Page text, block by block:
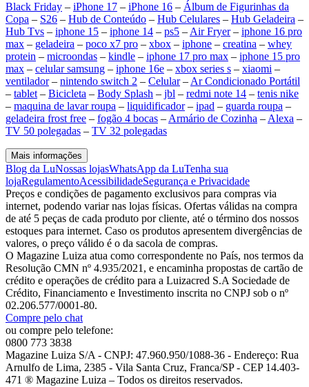
Black Friday – iPhone 17 – iPhone 16 – Álbum de Figurinhas da
Copa – S26 – Hub de Conteúdo – Hub Celulares – Hub Geladeira –
Hub Tvs – iphone 15 – iphone 14 – ps5 – Air Fryer– iphone 16 pro
max – geladeira – poco x7 pro – xbox – iphone – creatina – whey
protein – microondas – kindle – iphone 17 pro max – iphone 15 pro
max – celular samsung – iphone 16e – xbox series s – xiaomi –
ventilador– nintendo switch 2 – Celular– Ar Condicionado Portátil
– tablet – Bicicleta – Body Splash – jbl – redmi note 14 – tenis nike
– maquina de lavar roupa – liquidificador– ipad – guarda roupa –
geladeira frost free – fogão 4 bocas – Armário de Cozinha – Alexa –
TV 50 polegadas – TV 32 polegadas
Mais informações
Blog da LuNossas lojasWhatsApp da LuTenha sua
lojaRegulamentoAcessibilidadeSegurança e Privacidade
Preços e condições de pagamento exclusivos para compras via
internet, podendo variar nas lojas físicas. Ofertas válidas na compra
de até 5 peças de cada produto por cliente, até o término dos nossos
estoques para internet. Caso os produtos apresentem divergências de
valores, o preço válido é o da sacola de compras.
O Magazine Luiza atua como correspondente no País, nos termos da
Resolução CMN nº 4.935/2021, e encaminha propostas de cartão de
crédito e operações de crédito para a Luizacred S.A Sociedade de
Crédito, Financiamento e Investimento inscrita no CNPJ sob o nº
02.206.577/0001-80.
Compre pelo chat
ou compre pelo telefone:
0800 773 3838
Magazine Luiza S/A - CNPJ: 47.960.950/1088-36 - Endereço: Rua
Arnulfo de Lima, 2385 - Vila Santa Cruz, Franca/SP - CEP 14.403-
471 ® Magazine Luiza – Todos os direitos reservados.